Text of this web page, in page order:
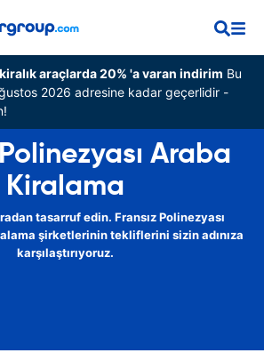
araçlarda 20% 'a varan indirim Bu
2026 adresine kadar geçerlidir -
Araba
Kiralama
tasarruf edin. Fransız Polinezyası
şirketlerinin tekliflerini sizin adınıza
karşılaştırıyoruz.